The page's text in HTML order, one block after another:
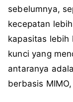
sebelumnya,
kecepatan
kapasitas lebih
kunci yang
antaranya
berbasis